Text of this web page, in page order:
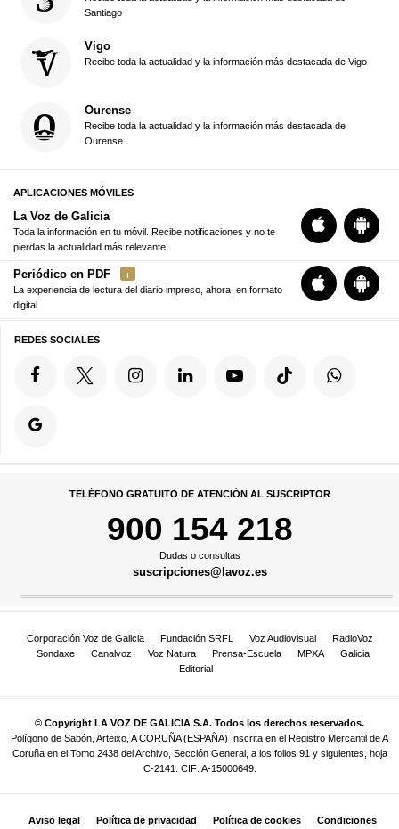
Santiago
Vigo
Recibe toda la actualidad y la información más destacada de Vigo
Ourense
Recibe toda la actualidad y la información más destacada de
Ourense
APLICACIONES MÓVILES
La Voz de Galicia
Toda la información en tu móvil. Recibe notificaciones y no te
pierdas la actualidad más relevante
Periódico en PDF
La experiencia de lectura del diario impreso, ahora, en formato
digital
REDES SOCIALES
TELÉFONO GRATUITO DE ATENCIÓN AL SUSCRIPTOR
900 154 218
Dudas o consultas
suscripciones@lavoz.es
Corporación Voz de Galicia Fundación SRFL Voz Audiovisual
RadioVoz
Sondaxe
Canalvoz Voz Natura Prensa-Escuela MPXA
Galicia
Editorial
© Copyright LA VOZ DE GALICIA S.A. Todos los derechos reservados.
Polígono de Sabón, Arteixo, A CORUÑA (ESPAÑA) Inscrita en el Registro Mercantil de A
Coruña en el Tomo 2438 del Archivo, Sección General, a los folios 91 y siguientes, hoja
C-2141. CIF: A-15000649.
Aviso legal Política de privacidad Política de cookies Condiciones